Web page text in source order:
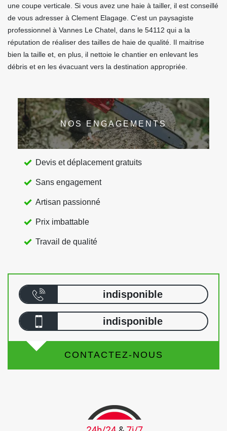
une coupe verticale. Si vous avez une haie à tailler, il est conseillé
de vous adresser à Clement Elagage. C’est un paysagiste
professionnel à Vannes Le Chatel, dans le 54112 qui a la
réputation de réaliser des tailles de haie de qualité. Il maitrise
bien la taille et, en plus, il nettoie le chantier en enlevant les
débris et en les évacuant vers la destination appropriée.
NOS ENGAGEMENTS
Devis et déplacement gratuits
Sans engagement
Artisan passionné
Prix imbattable
Travail de qualité
indisponible
indisponible
CONTACTEZ-NOUS